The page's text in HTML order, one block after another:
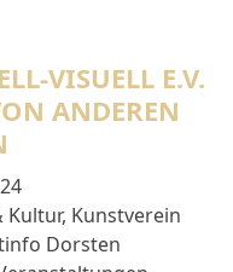
VISUELL E.V.
ANDEREN
Kultur, Kunstverein
Dorsten